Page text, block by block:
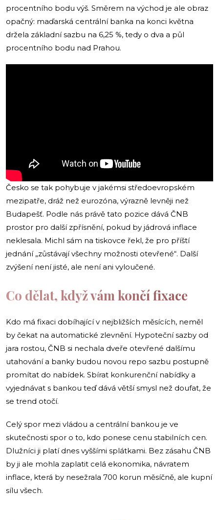
procentního bodu výš. Směrem na východ je ale obraz
opačný: maďarská centrální banka na konci května
držela základní sazbu na 6,25 %, tedy o dva a půl
procentního bodu nad Prahou.
Česko se tak pohybuje v jakémsi středoevropském
mezipatře, dráž než eurozóna, výrazně levněji než
Budapešť. Podle nás právě tato pozice dává ČNB
prostor pro další zpřísnění, pokud by jádrová inflace
neklesala. Michl sám na tiskovce řekl, že pro příští
jednání „zůstávají všechny možnosti otevřené“. Další
zvýšení není jisté, ale není ani vyloučené.
Co dělat, když vám končí fixace
Kdo má fixaci dobíhající v nejbližších měsících, neměl
by čekat na automatické zlevnění. Hypoteční sazby od
jara rostou, ČNB si nechala dveře otevřené dalšímu
utahování a banky budou novou repo sazbu postupně
promítat do nabídek. Sbírat konkurenční nabídky a
vyjednávat s bankou teď dává větší smysl než doufat, že
se trend otočí.
Celý spor mezi vládou a centrální bankou je ve
skutečnosti spor o to, kdo ponese cenu stabilních cen.
Dlužníci ji platí dnes vyššími splátkami. Bez zásahu ČNB
by ji ale mohla zaplatit celá ekonomika, návratem
inflace, která by nesežrala 700 korun měsíčně, ale kupní
sílu všech.